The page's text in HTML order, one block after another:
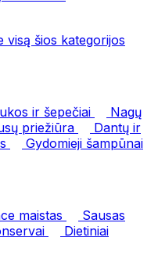
visą šios kategorijos
ir šepečiai
Nagų
priežiūra
Dantų ir
Gydomieji šampūnai
maistas
Sausas
Dietiniai